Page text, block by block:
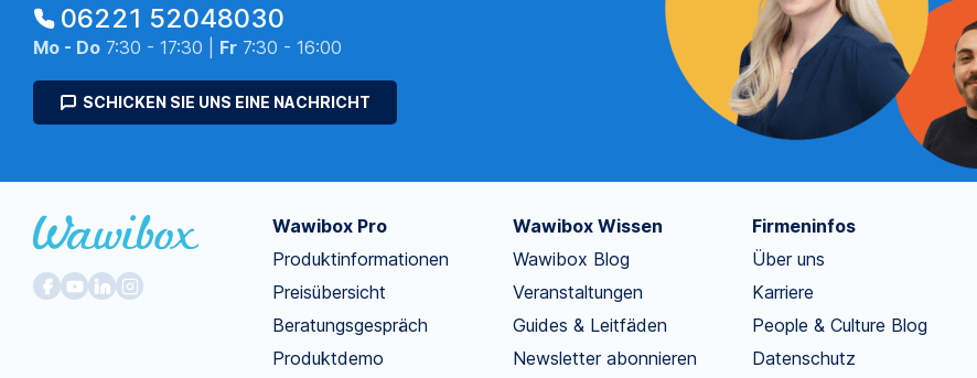
06221 52048030
Mo - Do 7:30 - 17:30 | Fr 7:30 - 16:00
SCHICKEN SIE UNS EINE NACHRICHT
Wawibox Pro
Produktinformationen
Preisübersicht
Beratungsgespräch
Produktdemo
Wawibox Wissen
Wawibox Blog
Veranstaltungen
Guides & Leitfäden
Newsletter abonnieren
Firmeninfos
Über uns
Karriere
People & Culture Blog
Datenschutz